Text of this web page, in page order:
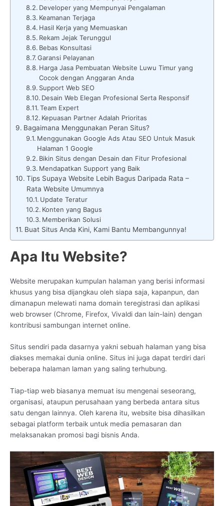
Developer yang Mempunyai Pengalaman
Keamanan Terjaga
Hasil Kerja yang Memuaskan
Rekam Jejak Terunggul
Bebas Konsultasi
Garansi Pelayanan
Harga Jasa Pembuatan Website Luwu Timur yang
Cocok dengan Anggaran Anda
Support Web SEO
Desain Web Elegan Profesional Serta Responsif
Team Expert
Kepuasan Partner Adalah Prioritas
Bagaimana Menggunakan Peran Situs?
Menggunakan Google Ads Atau SEO Untuk Masuk
Halaman 1 Google
Bikin Situs dengan Desain dan Fitur Profesional
Mendapatkan Support yang Baik
Tips Supaya Website Lebih Bagus Daripada Rata –
Rata Website Umumnya
Update Teratur
Konten yang Bagus
Memberikan Solusi
Buat Situs Anda Kini, Kami Bantu Membangunnya!
Apa Itu Website?
Website merupakan kumpulan halaman yang berisi informasi
khusus yang bisa dijangkau oleh siapa saja, kapanpun, dan
dimanapun melewati nama domain teregistrasi dan aplikasi
web browser (Chrome, Firefox, Vivaldi dan lain-lain) dengan
kontribusi sambungan internet online.
Situs sendiri pada dasarnya yakni sebuah halaman yang bisa
diakses memakai dunia online. Situs ini juga dapat terdiri dari
beberapa halaman laman yang saling terhubung.
Tiap-tiap web biasanya memuat isu mengenai seseorang,
organisasi, ataupun perusahaan yang berbeda antara situs
satu dengan lainnya. Oleh karena itu, website bisa dihasilkan
sebagai platform terbaik untuk media pemasaran dan
melaksanakan promosi bagi bisnis Anda.